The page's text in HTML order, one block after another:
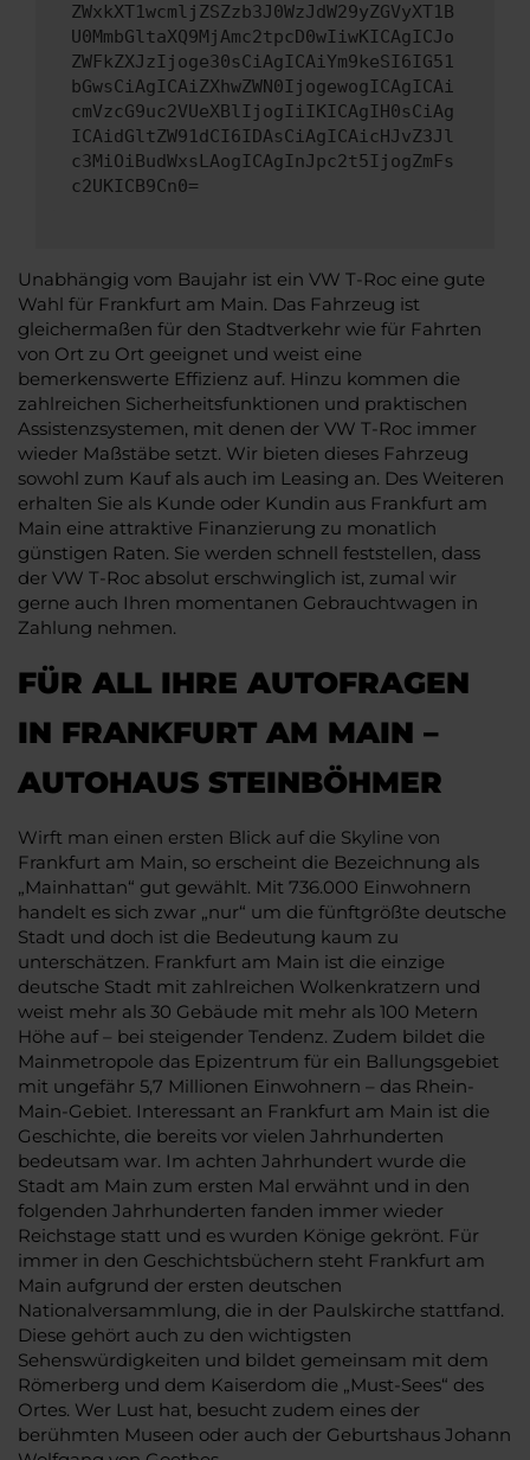
ZWxkXT1wcmljZSZzb3J0WzJdW29yZGVyXT1B
U0MmbGltaXQ9MjAmc2tpcD0wIiwKICAgICJo
ZWFkZXJzIjoge30sCiAgICAiYm9keSI6IG51
bGwsCiAgICAiZXhwZWN0IjogewogICAgICAi
cmVzcG9uc2VUeXBlIjogIiIKICAgIH0sCiAg
ICAidGltZW91dCI6IDAsCiAgICAicHJvZ3Jl
c3MiOiBudWxsLAogICAgInJpc2t5IjogZmFs
c2UKICB9Cn0=
Unabhängig vom Baujahr ist ein VW T-Roc eine gute
Wahl für Frankfurt am Main. Das Fahrzeug ist
gleichermaßen für den Stadtverkehr wie für Fahrten
von Ort zu Ort geeignet und weist eine
bemerkenswerte Effizienz auf. Hinzu kommen die
zahlreichen Sicherheitsfunktionen und praktischen
Assistenzsystemen, mit denen der VW T-Roc immer
wieder Maßstäbe setzt. Wir bieten dieses Fahrzeug
sowohl zum Kauf als auch im Leasing an. Des Weiteren
erhalten Sie als Kunde oder Kundin aus Frankfurt am
Main eine attraktive Finanzierung zu monatlich
günstigen Raten. Sie werden schnell feststellen, dass
der VW T-Roc absolut erschwinglich ist, zumal wir
gerne auch Ihren momentanen Gebrauchtwagen in
Zahlung nehmen.
FÜR ALL IHRE AUTOFRAGEN
IN FRANKFURT AM MAIN –
AUTOHAUS STEINBÖHMER
Wirft man einen ersten Blick auf die Skyline von
Frankfurt am Main, so erscheint die Bezeichnung als
„Mainhattan“ gut gewählt. Mit 736.000 Einwohnern
handelt es sich zwar „nur“ um die fünftgrößte deutsche
Stadt und doch ist die Bedeutung kaum zu
unterschätzen. Frankfurt am Main ist die einzige
deutsche Stadt mit zahlreichen Wolkenkratzern und
weist mehr als 30 Gebäude mit mehr als 100 Metern
Höhe auf – bei steigender Tendenz. Zudem bildet die
Mainmetropole das Epizentrum für ein Ballungsgebiet
mit ungefähr 5,7 Millionen Einwohnern – das Rhein-
Main-Gebiet. Interessant an Frankfurt am Main ist die
Geschichte, die bereits vor vielen Jahrhunderten
bedeutsam war. Im achten Jahrhundert wurde die
Stadt am Main zum ersten Mal erwähnt und in den
folgenden Jahrhunderten fanden immer wieder
Reichstage statt und es wurden Könige gekrönt. Für
immer in den Geschichtsbüchern steht Frankfurt am
Main aufgrund der ersten deutschen
Nationalversammlung, die in der Paulskirche stattfand.
Diese gehört auch zu den wichtigsten
Sehenswürdigkeiten und bildet gemeinsam mit dem
Römerberg und dem Kaiserdom die „Must-Sees“ des
Ortes. Wer Lust hat, besucht zudem eines der
berühmten Museen oder auch der Geburtshaus Johann